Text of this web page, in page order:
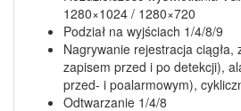
1280×1024 / 1280×720
Podział na wyjściach 1/4/8/9
Nagrywanie rejestracja
zapisem przed i po detekcji),
przed- i poalarmowym),
Odtwarzanie 1/4/8